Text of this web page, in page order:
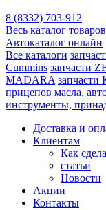
8 (8332) 703-912
Весь каталог товаров
Автокаталог онлайн
Все каталоги
Cummins запчасти
MADARA запчасти
прицепов масла,
инструменты,
Доставка и
Клиентам
Как
статьи
Новости
Акции
Контакты